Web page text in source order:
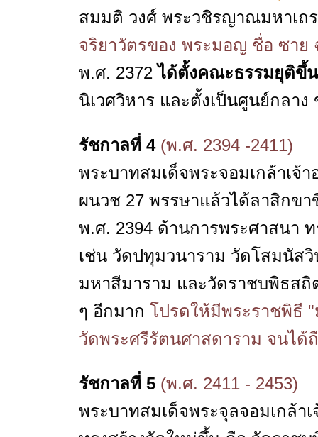
สมมติ วงศ์ พระวชิรญาณมหาเถ
จริยาวัตรของ พระมอญ ชื่อ ซา
พ.ศ. 2372ได้ตั้งคณะธรรมยุติขึ้
นิเวศวิหาร และตั้งเป็นศูนย์กลา
รัชกาลที่ 4(พ.ศ. 2394 -2411)
พระบาทสมเด็จพระจอมเกล้าเจ้
ผนวช 27 พรรษาแล้วได้ลาสิกข
พ.ศ. 2394 ด้านการพระศาสนา
เช่น วัดปทุมวนาราม วัดโสมนัส
มหาสีมาราม และวัดราชบพิธส
ๆ อีกมาก โปรดให้มีพระราชพิธี
วัดพระศรีรัตนศาสดาราม จนไ
รัชกาลที่ 5 (พ.ศ. 2411 - 2453)
พระบาทสมเด็จพระจุลจอมเกล้า